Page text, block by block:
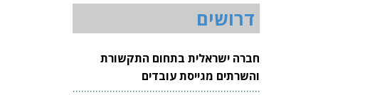
דרושים
חברה ישראלית בתחום התקשורת
והשרתים מגייסת עובדים